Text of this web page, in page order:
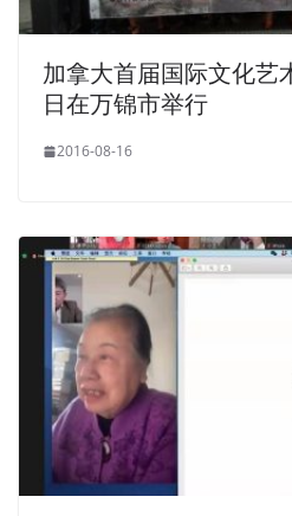
加拿大首届国际文化艺
日在万锦市举行
2016-08-16